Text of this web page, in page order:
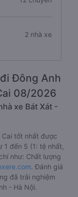
2 nhà xe
Đông Anh
08/2026
xe Bát Xát -
tốt nhất được
đến 5 (1: tệ nhất,
như: Chất lượng
. Đánh giá
đã trải nghiệm
- Hà Nội.